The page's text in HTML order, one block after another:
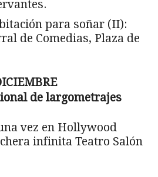
para soñar (II):
de Comedias, Plaza de
de largometrajes
vez en Hollywood
infinita Teatro Salón